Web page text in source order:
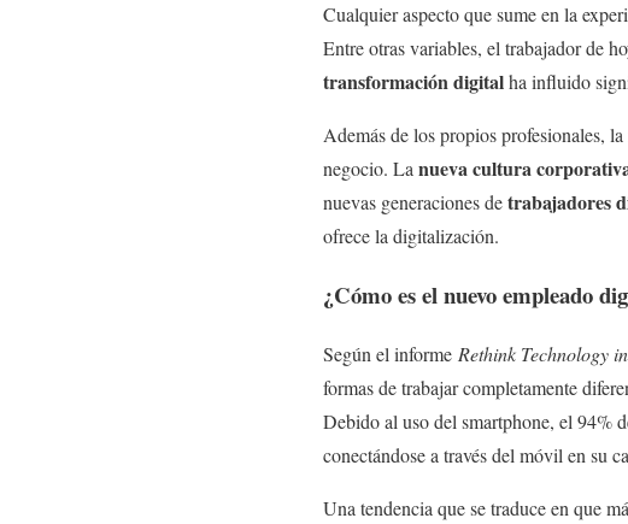
Cualquier aspecto que sume en la
Entre otras variables, el trabajador de
transformación digitalha influido
Además de los propios profesionales,
negocio. Lanueva cultura
nuevas generaciones detrabajadores
ofrece la digitalización.
¿Cómo es el nuevo empleado
Según el informe Rethink Technology
formas de trabajar completamente
Debido al uso del smartphone, el 94%
conectándose a través del móvil en su
Una tendencia que se traduce en que